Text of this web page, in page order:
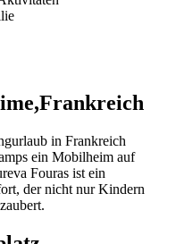
in Frankreich
ein Mobilheim auf
Fouras ist ein
der nicht nur Kindern